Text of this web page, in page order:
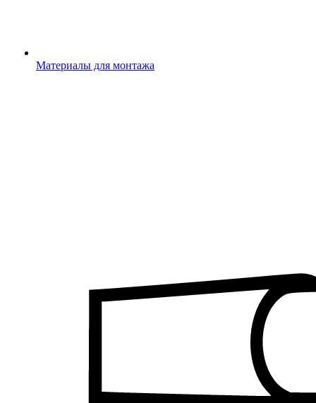
Материалы для монтажа